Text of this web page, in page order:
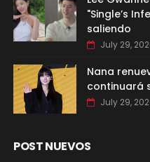
"Single’s
saliendo
July 29,
Nana
continuará
July 29,
POST NUEVOS